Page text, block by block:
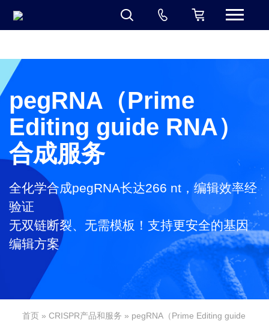
黄金城集团
pegRNA（Prime
Editing guide RNA）
合成服务
全化学合成pegRNA长达266 nt，编辑效率经
验证
无双链断裂、无需模板！支持更安全的基因
编辑方案
首页 »CRISPR产品和服务  » pegRNA（Prime Editing guide